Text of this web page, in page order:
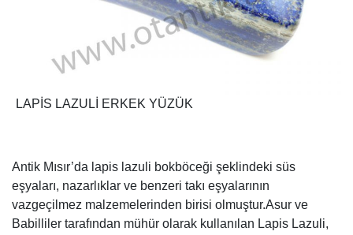
LAPİS LAZULİ ERKEK YÜZÜK
Antik Mısır’da lapis lazuli bokböceği şeklindeki süs
eşyaları, nazarlıklar ve benzeri takı eşyalarının
vazgeçilmez malzemelerinden birisi olmuştur.Asur ve
Babilliler tarafından mühür olarak kullanılan Lapis Lazuli,